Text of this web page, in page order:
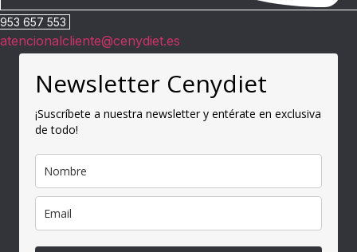
953 657 553
atencionalcliente@cenydiet.es
Newsletter Cenydiet
¡Suscríbete a nuestra newsletter y entérate en exclusiva
de todo!